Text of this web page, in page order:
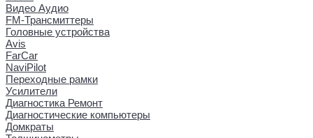
Видео Аудио
FM-Трансмиттеры
Головные устройства
Avis
FarCar
NaviPilot
Переходные рамки
Усилители
Диагностика Ремонт
Диагностические компьютеры
Домкраты